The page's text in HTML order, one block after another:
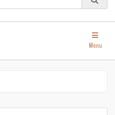
Toggle
Menu